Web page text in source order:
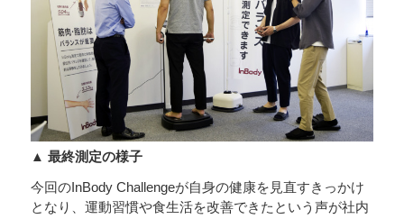
▲ 最終測定の様子
今回のInBody Challengeが自身の健康を見直すきっかけ
となり、運動習慣や食生活を改善できたという声が社内